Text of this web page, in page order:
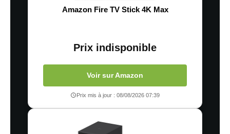
Amazon Fire TV Stick 4K Max
Prix indisponible
Voir sur Amazon
Prix mis à jour : 08/08/2026 07:39